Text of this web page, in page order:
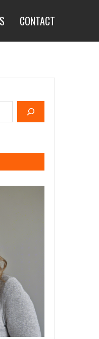
CONTACT